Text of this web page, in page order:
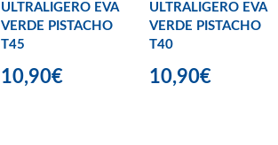
ULTRALIGERO EVA
VERDE PISTACHO
T45
10,90€
ULTRALIGERO EVA
VERDE PISTACHO
T40
10,90€